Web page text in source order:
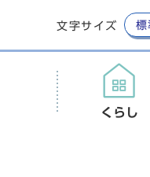
文字サイズ 標
くらし